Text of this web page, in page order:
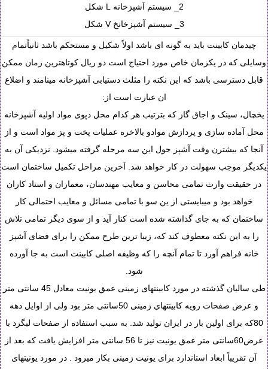
2_ سیستم آشپزخانه L شکل
3_ سیستم آشپزخانخ V شکل
چیدمان کابینت باید به گونه ای باشد اولاً شکیل و مستحکم باشد ثانیاًتمام
وسایلی که در یکزمان خاص مورد احتیاج است دو ریال کوتاهترین زمان ممکن
قابل دسترسی باشد که این نکته را مثلث دستیابی آشپزخانه مینامند و اضلاع
ان عبارت است از:
یخچال، سینک و اجاق گاز که بترتیب هر کدام محل دپوی مواد اولیه آشپزخانه
محل آماده سازی و پردازش موادو بالاخره عملیات پخت و پز مواد است و از
آنجا که بیشترن وقت آشپز حول این سه مرحله گرفته میشود. نزدیکی آن به
یکدیگر موجب سهولت در کار خواهد شد. آخرین مراحل تکمیل ساختمان است
در حقیقت وارث تمامی محاسن و معایب مهندسان، معماران و استاد کاران
خواهد بود و میبایستی از ین سو با تمامی مسائل و معایب احتمالی کار
ساختمان که به جای گذاشته شده است کنار آید و از سوی دیگر تمامی تلاش
را به این نکته معطوف کند که، زیبا ترین طرح ممکن را برای فضای آشپز
خانه فراهم آورد تا تمام آنچه را که وظیفه اصلی کابینت است به جا آورده
شود.
طی سالیان گذشته در مورد کابینتهای زمینی عمق یونیت معادل 45 سانتی متر
و عرض صفحات رویه کابینتهای زمینی 50سانتی متر بود ولی از اوایل دهه
80که برای اولین بار در ایران تولید شد. به سبب استفاده ار صفحات لبگرد با
عرض60سانتی متر عمق یونیت نیز تا 56 سانتی متر افزایش یافت که بعد از
آن تقریباً ابعاد استاندارد برای یونیت زمینی بکار میرود . در مورد یونیتهای